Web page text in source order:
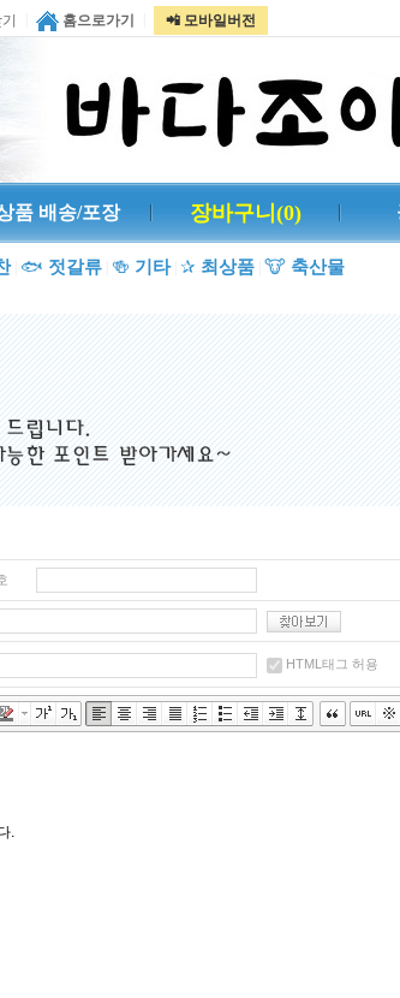
홈으로가기 📲 모바일버전
품 배송/포장 장바구니(0)
🐟 젓갈류 🍻 기타 ✰ 최상품 🐮 축산물
HTML태그 허용